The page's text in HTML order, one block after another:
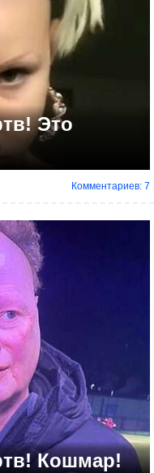
Это
Комментариев: 7
Кошмар!